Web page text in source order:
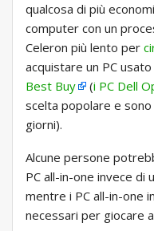
qualcosa di più
computer con un
Celeron più lento per
acquistare un PC usato
Best Buy
(i PC Dell
scelta popolare e
giorni).
Alcune persone
PC all-in-one invece di
mentre i PC all-in-one
necessari per giocare